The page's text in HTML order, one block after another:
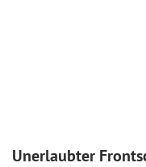
Unerlaubter